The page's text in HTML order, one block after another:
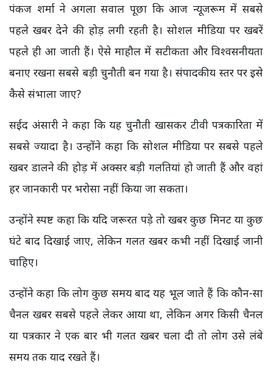
पंकज शर्मा ने अगला सवाल पूछा कि आज न्यूजरूम में सबसे
पहले खबर देने की होड़ लगी रहती है। सोशल मीडिया पर खबरें
पहले ही आ जाती हैं। ऐसे माहौल में सटीकता और विश्वसनीयता
बनाए रखना सबसे बड़ी चुनौती बन गया है। संपादकीय स्तर पर इसे
कैसे संभाला जाए?
सईद अंसारी ने कहा कि यह चुनौती खासकर टीवी पत्रकारिता में
सबसे ज्यादा है। उन्होंने कहा कि सोशल मीडिया पर सबसे पहले
खबर डालने की होड़ में अक्सर बड़ी गलतियां हो जाती हैं और वहां
हर जानकारी पर भरोसा नहीं किया जा सकता।
उन्होंने स्पष्ट कहा कि यदि जरूरत पड़े तो खबर कुछ मिनट या कुछ
घंटे बाद दिखाई जाए, लेकिन गलत खबर कभी नहीं दिखाई जानी
चाहिए।
उन्होंने कहा कि लोग कुछ समय बाद यह भूल जाते हैं कि कौन-सा
चैनल खबर सबसे पहले लेकर आया था, लेकिन अगर किसी चैनल
या पत्रकार ने एक बार भी गलत खबर चला दी तो लोग उसे लंबे
समय तक याद रखते हैं।